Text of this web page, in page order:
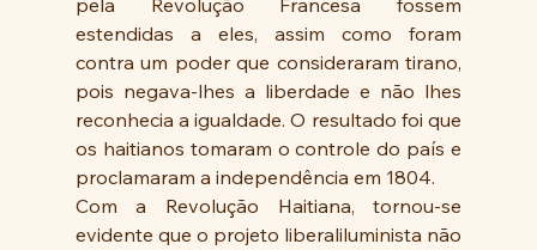
pela Revolução Francesa fossem
estendidas a eles, assim como foram
contra um poder que consideraram tirano,
pois negava-lhes a liberdade e não lhes
reconhecia a igualdade. O resultado foi que
os haitianos tomaram o controle do país e
proclamaram a independência em 1804.
Com a Revolução Haitiana, tornou-se
evidente que o projeto liberaliluminista não